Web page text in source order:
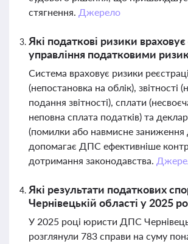
стягнення. Джерело
Які податкові ризики
управління податковими
Система враховує ризики
(непостановка на облік), звітності
подання звітності), сплати
неповна сплата податків) та
(помилки або навмисне заниження
допомагає ДПС ефективніше
дотримання законодавства.
Які результати податкових
Чернівецькій області у 2025
У 2025 році юристи ДПС
розглянули 783 справи на суму